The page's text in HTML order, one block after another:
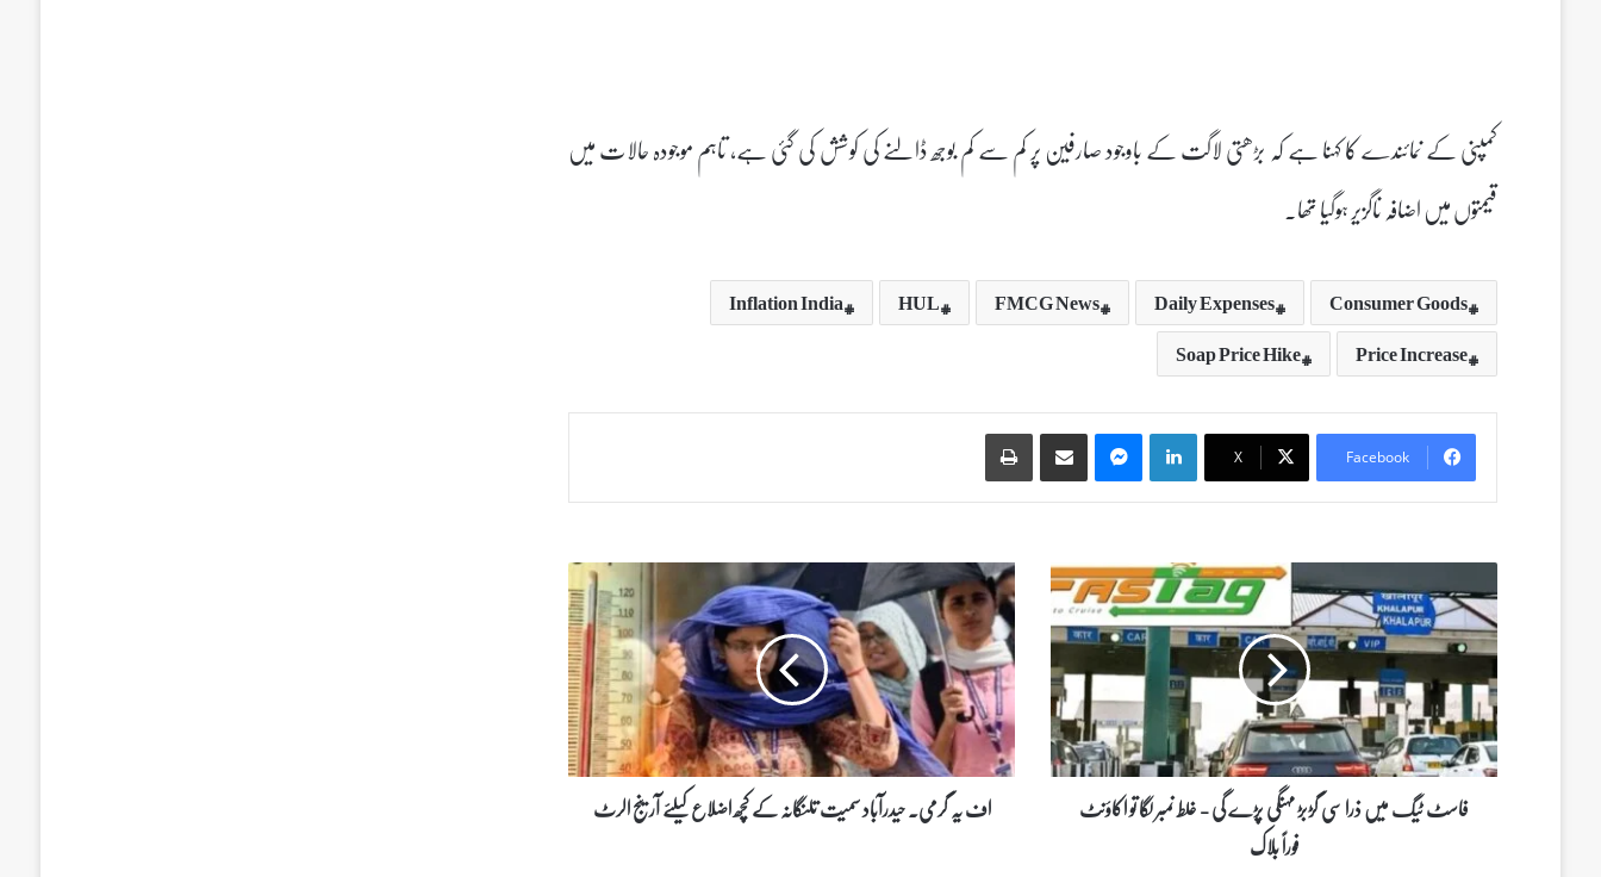
کمپنی کے نمائندے کا کہنا ہے کہ بڑھتی لاگت کے باوجود صارفین پر کم سے کم بوجھ ڈالنے کی کوشش کی گئی ہے، تاہم موجودہ حالات میں
قیمتوں میں اضافہ ناگزیر ہوگیا تھا۔
Consumer Goods
Daily Expenses
FMCG News
HUL
Inflation India
Price Increase
Soap Price Hike
Facebook
X
LinkedIn
Messenger
Share via Email
Print
ف
ا
س
ٹ
ٹ
ی
گ
م
ی
فاسٹ ٹیگ میں ذرا سی گڑبڑ مہنگی پڑے گی - غلط نمبر لگا تو اکاؤنٹ
فوراً بلاک
ا
ف
ی
ہ
گ
ر
م
ی
۔
اف یہ گرمی۔ حیدرآباد سمیت تلنگانہ کے کچھ اضلاع کیلئے آرینج الرٹ